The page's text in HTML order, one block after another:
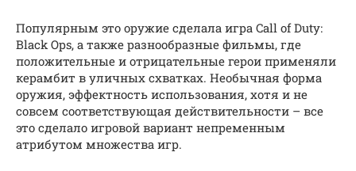
Популярным это оружие сделала игра Call of Duty:
Black Ops, а также разнообразные фильмы, где
положительные и отрицательные герои применяли
керамбит в уличных схватках. Необычная форма
оружия, эффектность использования, хотя и не
совсем соответствующая действительности – все
это сделало игровой вариант непременным
атрибутом множества игр.